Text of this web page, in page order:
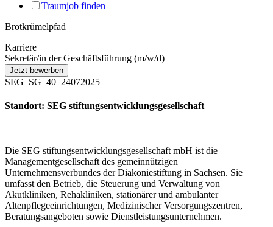
Traumjob finden
Brotkrümelpfad
Karriere
Sekretär/in der Geschäftsführung (m/w/d)
SEG_SG_40_24072025
Standort: SEG stiftungsentwicklungsgesellschaft
Die SEG stiftungsentwicklungsgesellschaft mbH ist die
Managementgesellschaft des gemeinnützigen
Unternehmensverbundes der Diakoniestiftung in Sachsen. Sie
umfasst den Betrieb, die Steuerung und Verwaltung von
Akutkliniken, Rehakliniken, stationärer und ambulanter
Altenpflegeeinrichtungen, Medizinischer Versorgungszentren,
Beratungsangeboten sowie Dienstleistungsunternehmen.